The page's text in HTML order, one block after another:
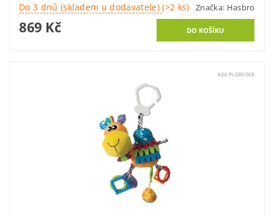
Do 3 dnů (skladem u dodavatele)(>2 ks) Značka: Hasbro
869 Kč
Kód:PLGR0068